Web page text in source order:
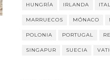
HUNGRÍA IRLANDA
MARRUECOS MÓNACO
POLONIA PORTUGAL
SINGAPUR SUECIA